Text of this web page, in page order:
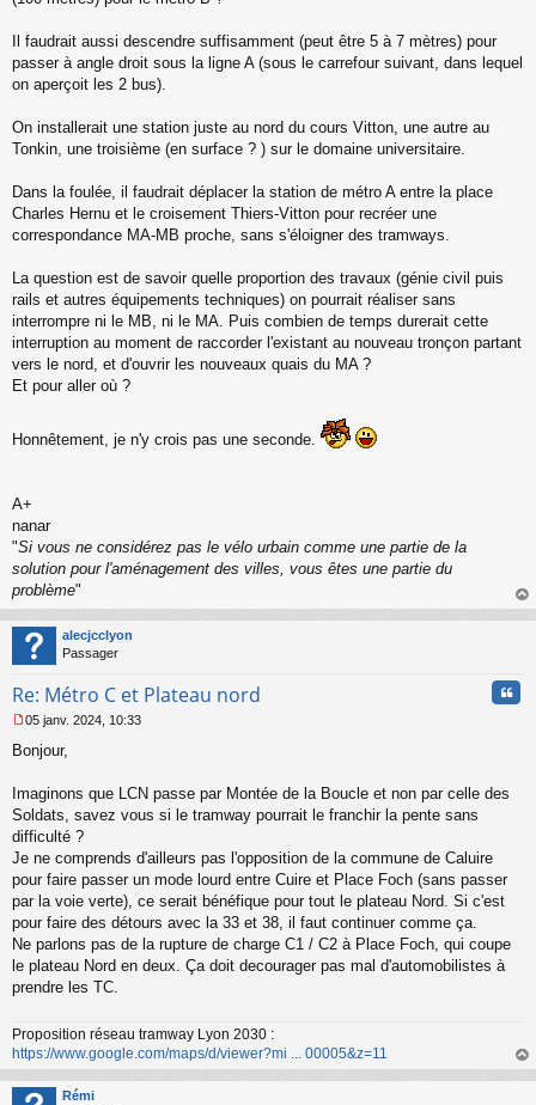
Il faudrait aussi descendre suffisamment (peut être 5 à 7 mètres) pour
passer à angle droit sous la ligne A (sous le carrefour suivant, dans lequel
on aperçoit les 2 bus).
On installerait une station juste au nord du cours Vitton, une autre au
Tonkin, une troisième (en surface ? ) sur le domaine universitaire.
Dans la foulée, il faudrait déplacer la station de métro A entre la place
Charles Hernu et le croisement Thiers-Vitton pour recréer une
correspondance MA-MB proche, sans s'éloigner des tramways.
La question est de savoir quelle proportion des travaux (génie civil puis
rails et autres équipements techniques) on pourrait réaliser sans
interrompre ni le MB, ni le MA. Puis combien de temps durerait cette
interruption au moment de raccorder l'existant au nouveau tronçon partant
vers le nord, et d'ouvrir les nouveaux quais du MA ?
Et pour aller où ?
Honnêtement, je n'y crois pas une seconde.
A+
nanar
"Si vous ne considérez pas le vélo urbain comme une partie de la
solution pour l'aménagement des villes, vous êtes une partie du
problème"
au
alecjcclyon
Passager
Re: Métro C et Plateau nord
e
g
e
n
o
u
05 janv. 2024, 10:33
Bonjour,
Imaginons que LCN passe par Montée de la Boucle et non par celle des
Soldats, savez vous si le tramway pourrait le franchir la pente sans
difficulté ?
Je ne comprends d'ailleurs pas l'opposition de la commune de Caluire
pour faire passer un mode lourd entre Cuire et Place Foch (sans passer
par la voie verte), ce serait bénéfique pour tout le plateau Nord. Si c'est
pour faire des détours avec la 33 et 38, il faut continuer comme ça.
Ne parlons pas de la rupture de charge C1 / C2 à Place Foch, qui coupe
le plateau Nord en deux. Ça doit decourager pas mal d'automobilistes à
prendre les TC.
Proposition réseau tramway Lyon 2030 :
https://www.google.com/maps/d/viewer?mi ... 00005&z=11
au
Rémi